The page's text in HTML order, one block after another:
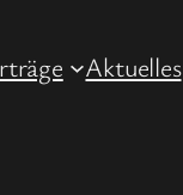
Aktuelles